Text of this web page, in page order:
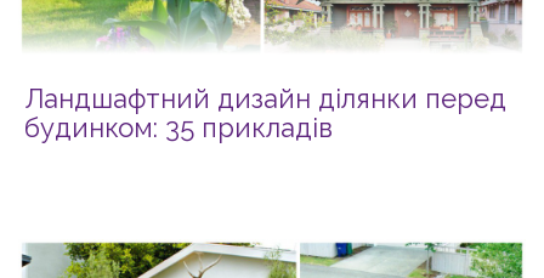
Ландшафтний дизайн ділянки перед
будинком: 35 прикладів